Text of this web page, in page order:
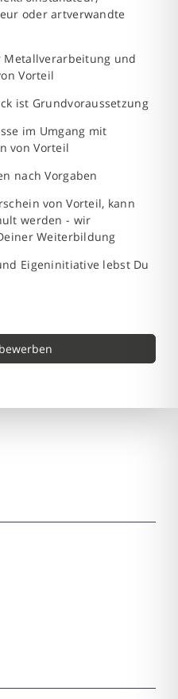
oder artverwandte
und
Vorteil
ist Grundvoraussetzung
im Umgang mit
von Vorteil
nach Vorgaben
von Vorteil, kann
werden - wir
Weiterbildung
Eigeninitiative lebst Du